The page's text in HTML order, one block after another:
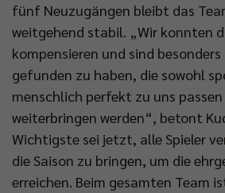
fünf Neuzugängen bleibt das
weitgehend stabil. „Wir konnten
kompensieren und sind
gefunden zu haben, die sowohl
menschlich perfekt zu uns
weiterbringen werden“, betont
Wichtigste sei jetzt, alle Spieler
die Saison zu bringen, um die
erreichen. Beim gesamten Team